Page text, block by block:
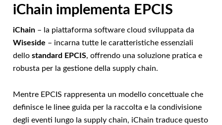
iChain implementa EPCIS
iChain – la piattaforma software cloud sviluppata da
Wiseside – incarna tutte le caratteristiche essenziali
dello standard EPCIS, offrendo una soluzione pratica e
robusta per la gestione della supply chain.
Mentre EPCIS rappresenta un modello concettuale che
definisce le linee guida per la raccolta e la condivisione
degli eventi lungo la supply chain, iChain traduce questo